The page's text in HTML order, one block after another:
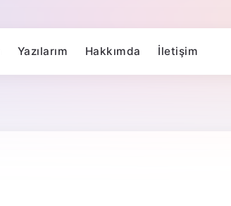
Yazılarım Hakkımda İletişim